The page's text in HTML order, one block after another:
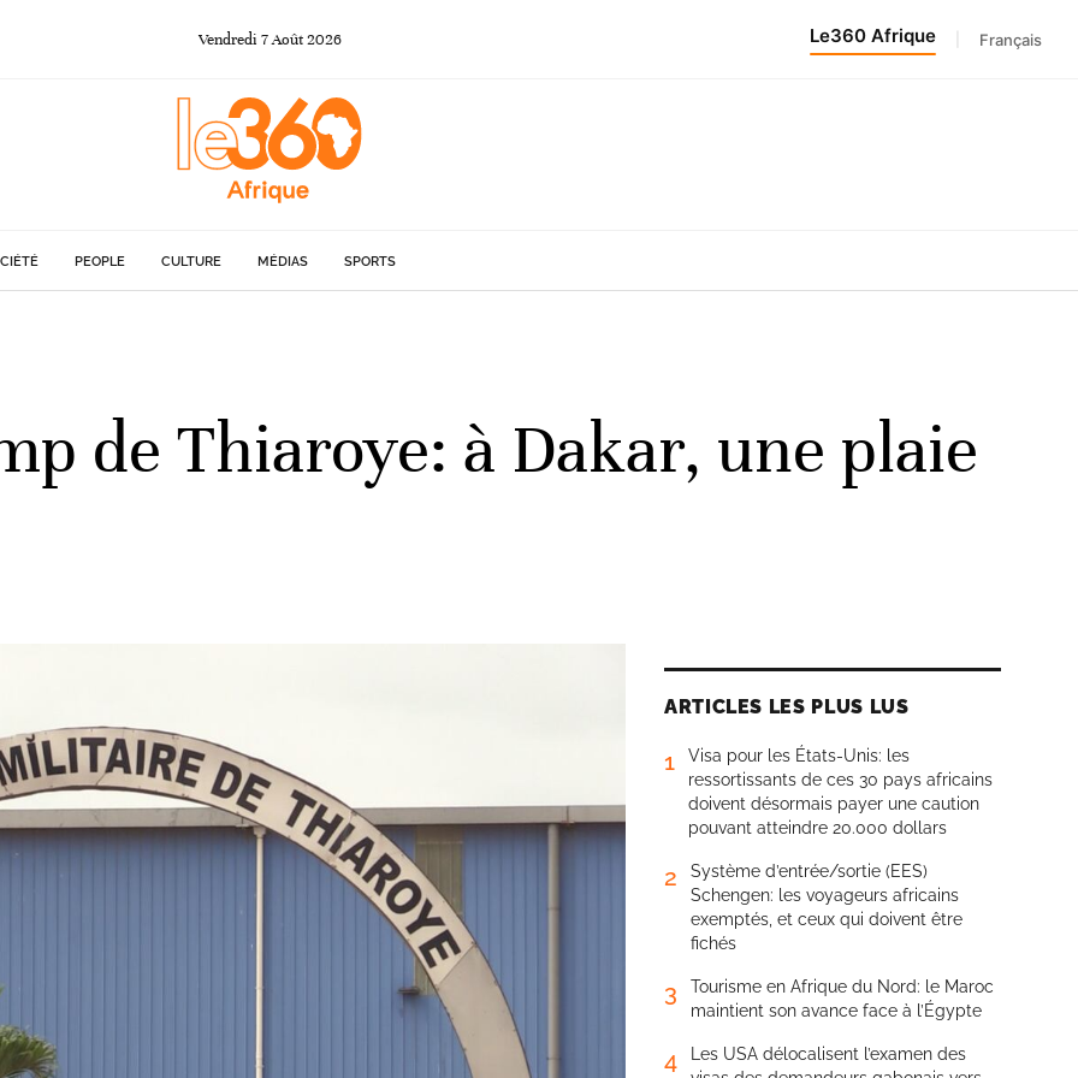
Vendredi 7Août 2026 Le360 Afrique Français
PEOPLE CULTURE MÉDIAS SPORTS
de Thiaroye: à Dakar, une plaie
ARTICLES LES PLUS LUS
1
Visa pour les États-Unis: les
ressortissants de ces 30 pays africains
doivent désormais payer une caution
pouvant atteindre 20.000 dollars
2
Système d’entrée/sortie (EES)
Schengen: les voyageurs africains
exemptés, et ceux qui doivent être
fichés
3
Tourisme en Afrique du Nord: le Maroc
maintient son avance face à l’Égypte
4
Les USA délocalisent l’examen des